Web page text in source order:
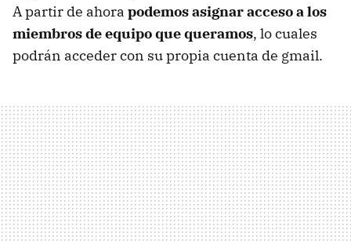
A partir de ahora podemos asignar acceso a los
miembros de equipo que queramos, lo cuales
podrán acceder con su propia cuenta de gmail.